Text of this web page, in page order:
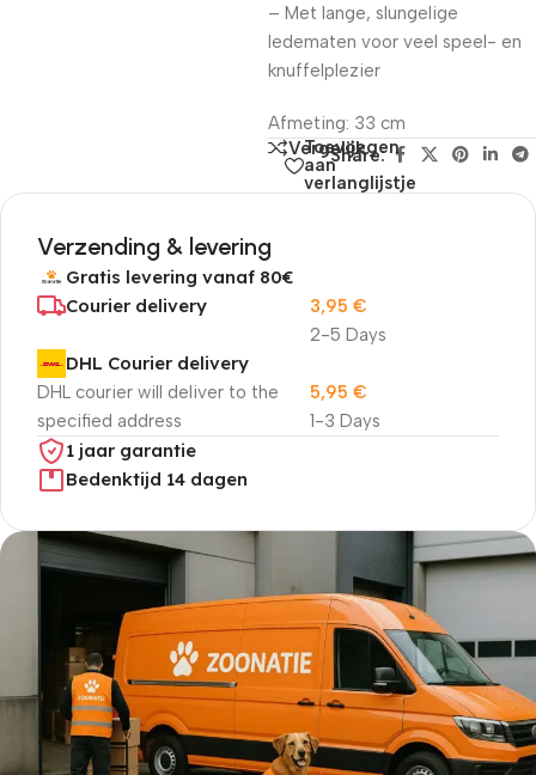
– Met lange, slungelige
ledematen voor veel speel- en
knuffelplezier
Afmeting: 33 cm
Vergelijk
Toevoegen
aan
verlanglijstje
Share:
Verzending & levering
Gratis levering vanaf 80€
Courier delivery
2-5 Days
3,95 €
DHL Courier delivery
DHL courier will deliver to the
specified address
1-3 Days
5,95 €
1 jaar garantie
Bedenktijd 14 dagen